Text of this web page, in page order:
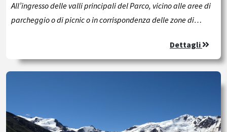
All’ingresso delle valli principali del Parco, vicino alle aree di
parcheggio o di picnic o in corrispondenza delle zone di…
Dettagli